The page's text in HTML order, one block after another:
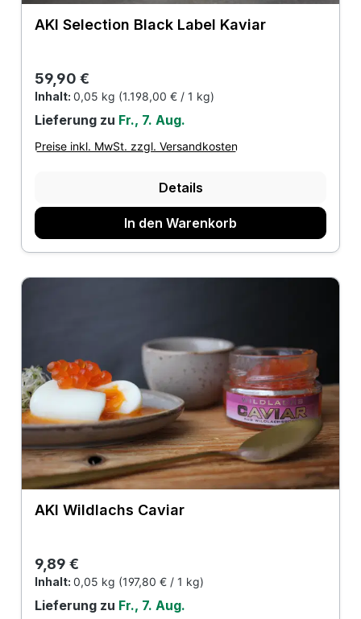
AKI Selection Black Label Kaviar
Regulärer Preis:
59,90 €
Inhalt: 0,05 kg (1.198,00 € / 1 kg)
Lieferung zu Fr., 7. Aug.
Preise inkl. MwSt. zzgl. Versandkosten
Details
In den Warenkorb
AKI Wildlachs Caviar
Regulärer Preis:
9,89 €
Inhalt: 0,05 kg (197,80 € / 1 kg)
Lieferung zu Fr., 7. Aug.